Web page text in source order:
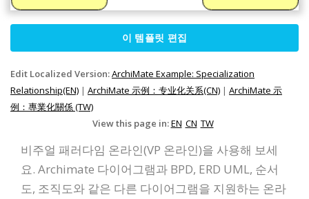
이 템플릿 편집
Edit Localized Version:ArchiMate Example: Specialization
Relationship(EN) | ArchiMate 示例：专业化关系(CN) | ArchiMate 示
例：專業化關係 (TW)
View this page in:EN CN TW
비주얼 패러다임 온라인(VP 온라인)을 사용해 보세
요. Archimate 다이어그램과 BPD, ERD UML, 순서
도, 조직도와 같은 다른 다이어그램을 지원하는 온라